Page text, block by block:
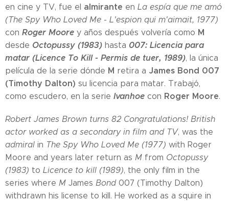
en cine y TV, fue el almirante en La espía que me amó
(The Spy Who Loved Me - L'espion qui m'aimait, 1977)
con Roger Moore y años después volvería como M
desde Octopussy (1983) hasta 007: Licencia para
matar (Licence To Kill - Permis de tuer, 1989), la única
película de la serie dónde M retira a James Bond 007
(Timothy Dalton) su licencia para matar. Trabajó,
como escudero, en la serie Ivanhoe con Roger Moore.
Robert James Brown turns 82 Congratulations! British
actor worked as a secondary in film and TV, was the
admiral in The Spy Who Loved Me (1977) with Roger
Moore and years later return as M from Octopussy
(1983) to Licence to kill (1989), the only film in the
series where M James Bond007 (Timothy Dalton)
withdrawn his license to kill. He worked as a squire in